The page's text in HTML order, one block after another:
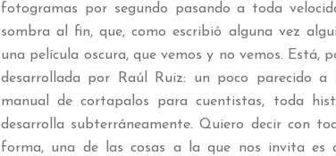
fotogramas por segundo pasando a toda
sombra al fin, que, como escribió alguna vez
una película oscura, que vemos y no vemos. Está,
desarrollada por Raúl Ruiz: un poco parecido
manual de cortapalos para cuentistas, toda
desarrolla subterráneamente. Quiero decir con
forma, una de las cosas a la que nos invita es